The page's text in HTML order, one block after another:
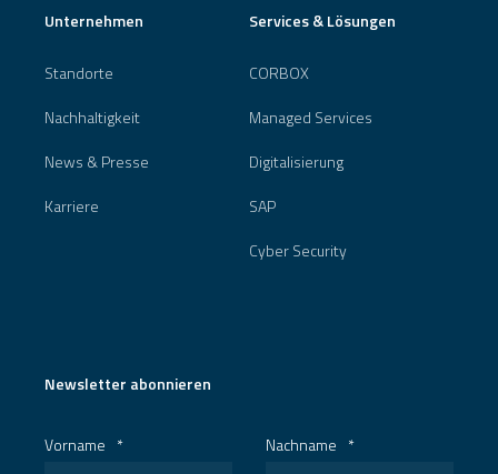
Unternehmen
Standorte
Nachhaltigkeit
News & Presse
Karriere
Services & Lösungen
CORBOX
Managed Services
Digitalisierung
SAP
Cyber Security
Newsletter abonnieren
Vorname * Nachname *